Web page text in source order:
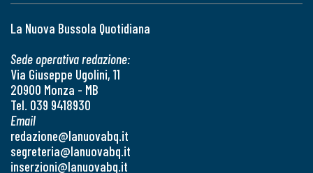
La Nuova Bussola Quotidiana
Sede operativa redazione:
Via Giuseppe Ugolini, 11
20900 Monza - MB
Tel. 039 9418930
Email
redazione@lanuovabq.it
segreteria@lanuovabq.it
inserzioni@lanuovabq.it